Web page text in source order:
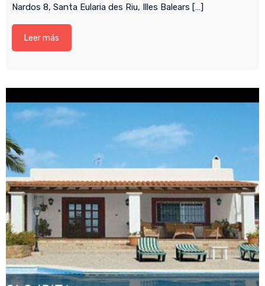
Nardos 8, Santa Eularia des Riu, Illes Balears […]
Leer más